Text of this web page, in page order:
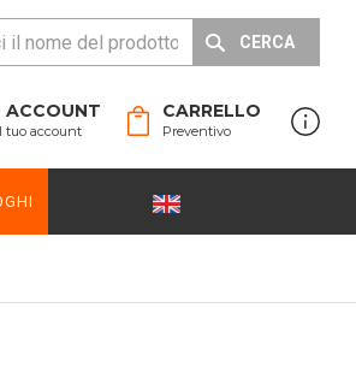
CERCA
CARRELLO
Preventivo
ACCOUNT
tuo account